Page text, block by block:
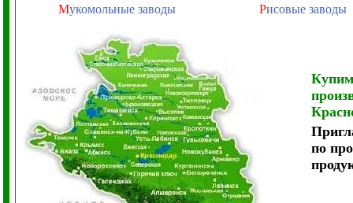
Мукомольные заводы Рисовые заводы
Купим
по